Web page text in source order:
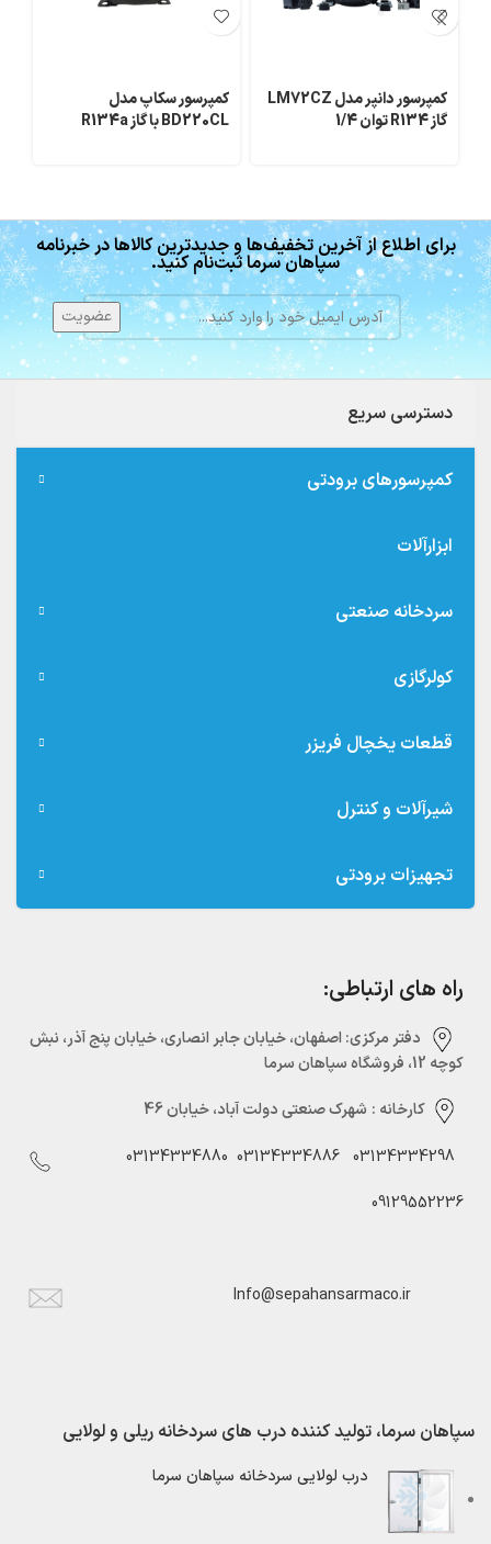
کمپرسور دانپر مدل LM72CZ
گاز R134 توان 1/4
کمپرسور سکاپ مدل
BD220CL با گاز R134a
برای اطلاع از آخرین تخفیف‌ها و جدیدترین کالاها در خبرنامه
سپاهان سرما ثبت‌نام کنید.
دسترسی سریع
کمپرسورهای برودتی
ابزارآلات
سردخانه صنعتی
کولرگازی
قطعات یخچال فریزر
شیرآلات و کنترل
تجهیزات برودتی
راه های ارتباطی:
دفتر مرکزی:‌ اصفهان، خیابان جابر انصاری، خیابان پنج آذر، نبش
کوچه 12، فروشگاه سپاهان سرما
کارخانه : شهرک صنعتی دولت آباد، خیابان 46
03134334298
03134334886
03134334880
09129552236
Info@sepahansarmaco.ir
سپاهان سرما، تولید کننده درب های سردخانه ریلی و لولایی
درب لولایی سردخانه سپاهان سرما